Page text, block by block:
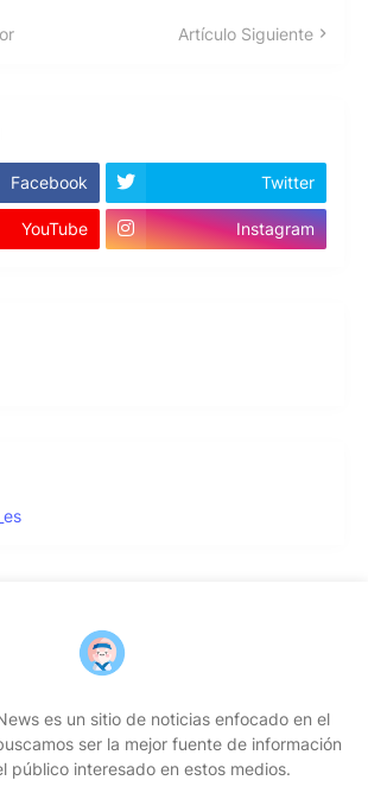
Artículo Siguiente
Facebook Twitter
YouTube Instagram
es un sitio de noticias enfocado en el
ser la mejor fuente de información
público interesado en estos medios.